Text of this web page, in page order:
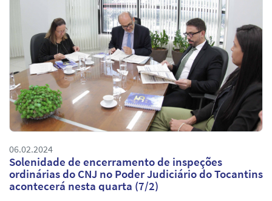
06.02.2024
Solenidade de encerramento de inspeções
ordinárias do CNJ no Poder Judiciário do Tocantins
acontecerá nesta quarta (7/2)